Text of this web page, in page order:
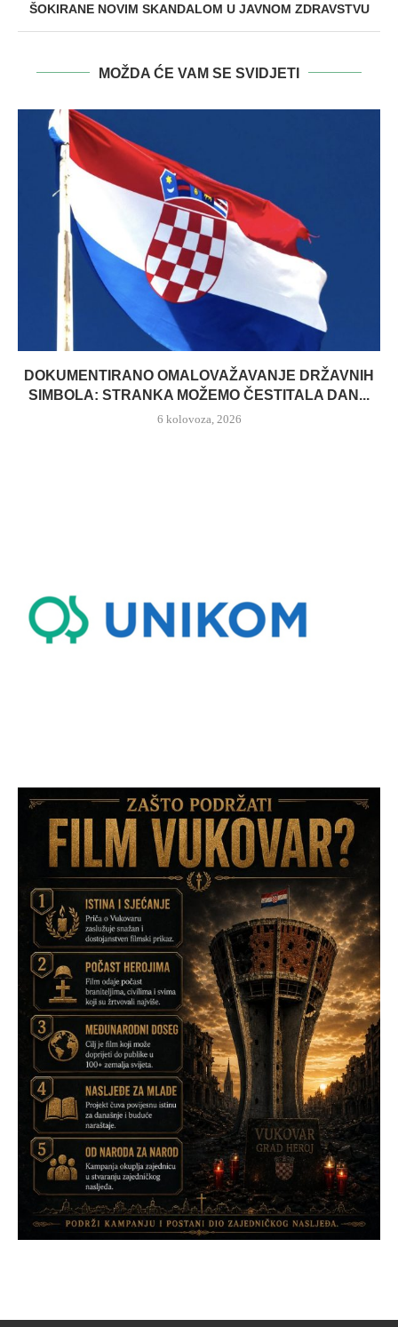
ŠOKIRANE NOVIM SKANDALOM U JAVNOM ZDRAVSTVU
MOŽDA ĆE VAM SE SVIDJETI
DOKUMENTIRANO OMALOVAŽAVANJE DRŽAVNIH
SIMBOLA: STRANKA MOŽEMO ČESTITALA DAN...
6 kolovoza, 2026